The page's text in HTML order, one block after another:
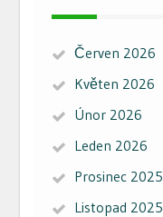
Červen 2026
Květen 2026
Únor 2026
Leden 2026
Prosinec 2025
Listopad 2025